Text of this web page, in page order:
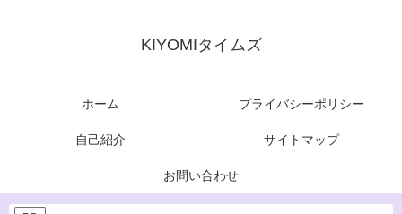
KIYOMIタイムズ
ホーム プライバシーポリシー
自己紹介 サイトマップ
お問い合わせ